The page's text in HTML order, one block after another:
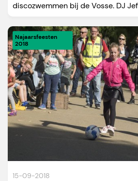
discozwemmen bij de Vosse. DJ
Najaarsfeesten
2018
15-09-2018